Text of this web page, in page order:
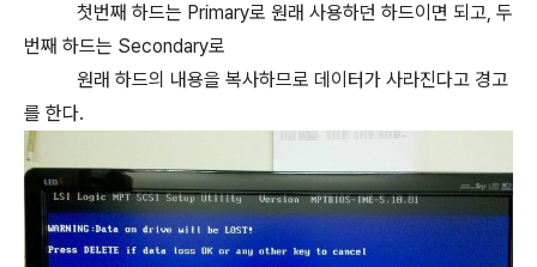
첫번째 하드는 Primary로 원래 사용하던 하드이면 되고, 두
번째 하드는 Secondary로
원래 하드의 내용을 복사하므로 데이터가 사라진다고 경고
를 한다.